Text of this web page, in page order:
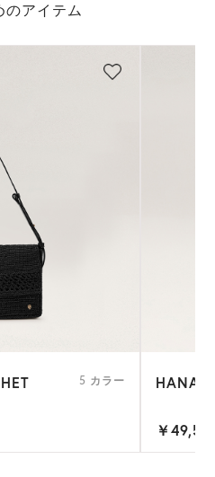
のアイテム
5 カラー HANA
￥